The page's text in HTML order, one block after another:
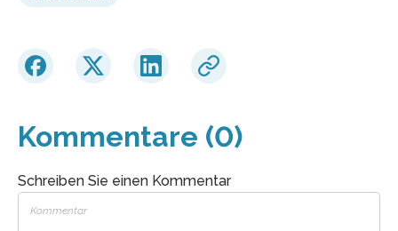
Kommentare (0)
Schreiben Sie einen Kommentar